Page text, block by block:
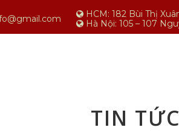
HCM: 182 Bùi Thị
Hà Nội: 105 – 107
TIN TỨC